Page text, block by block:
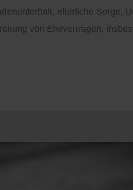
elterliche Sorge,
von Eheverträgen,